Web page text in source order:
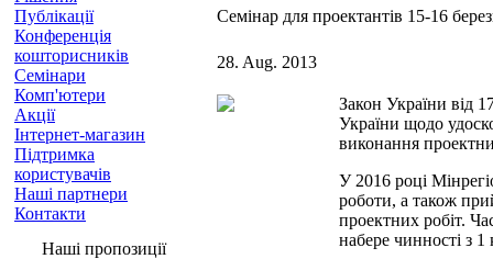
Публікації
Конференція
кошторисників
Семінари
Комп'ютери
Акції
Інтернет-магазин
Підтримка
користувачів
Наші партнери
Контакти
Наші пропозиції
Семінар для проектантів 15-16
28. Aug. 2013
Закон України від
України щодо
виконання
У 2016 році
роботи, а також
проектних робіт.
набере чинності з 1